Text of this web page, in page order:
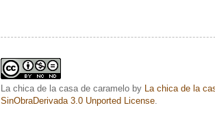
La chica de la casa de caramelo by La chica de la
SinObraDerivada 3.0 Unported License.